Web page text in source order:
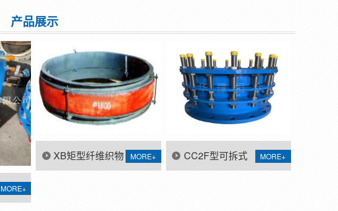
产品展示
MORE+
MORE+
XB矩型纤维织物 MORE+
CC2F型可拆式